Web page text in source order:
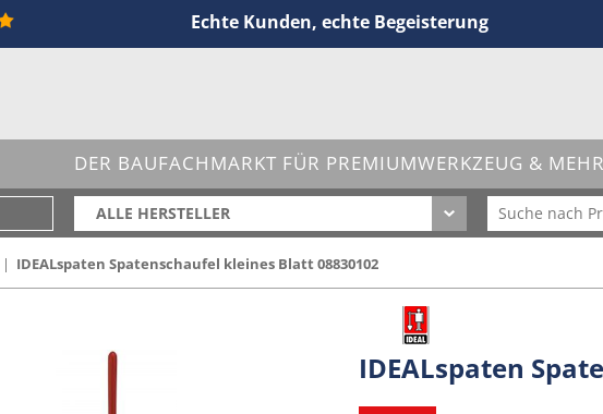
Echte Kunden, echte Begeisterung
DER BAUFACHMARKT FÜR PREMIUMWERKZEUG &
ALLE HERSTELLER
| IDEALspaten Spatenschaufel kleines Blatt 08830102
IDEALspaten